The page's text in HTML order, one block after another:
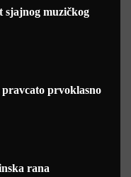
sjajnog muzičkog
prvoklasno
rana